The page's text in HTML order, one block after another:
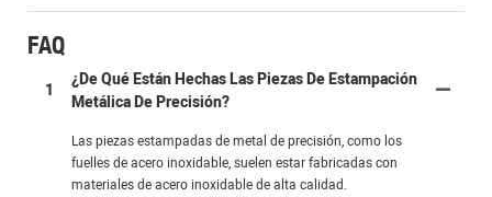
FAQ
1
¿De Qué Están Hechas Las Piezas De Estampación
Metálica De Precisión?
Las piezas estampadas de metal de precisión, como los
fuelles de acero inoxidable, suelen estar fabricadas con
materiales de acero inoxidable de alta calidad.